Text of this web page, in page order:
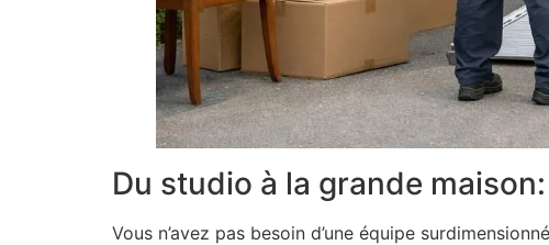
Du studio à la grande
Vous n’avez pas besoin d’une équipe